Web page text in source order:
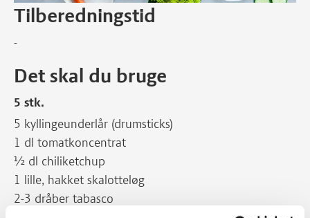
Tilberedningstid
-
Det skal du bruge
5 stk.
5 kyllingeunderlår (drumsticks)
1 dl tomatkoncentrat
½ dl chiliketchup
1 lille, hakket skalotteløg
2-3 dråber tabasco